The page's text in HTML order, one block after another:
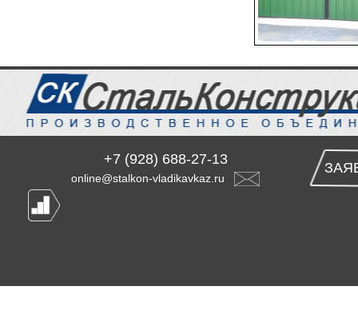
+7 (928) 688-27-13
online@stalkon-vladikavkaz.ru